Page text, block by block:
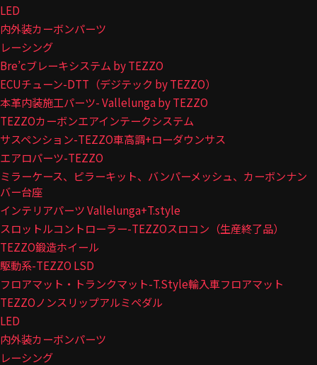
LED
内外装カーボンパーツ
レーシング
Bre’cブレーキシステム by TEZZO
ECUチューン-DTT（デジテック by TEZZO）
本革内装施工パーツ- Vallelunga by TEZZO
TEZZOカーボンエアインテークシステム
サスペンション-TEZZO車高調+ローダウンサス
エアロパーツ-TEZZO
ミラーケース、ピラーキット、バンパーメッシュ、カーボンナン
バー台座
インテリアパーツ Vallelunga+T.style
スロットルコントローラー-TEZZOスロコン（生産終了品）
TEZZO鍛造ホイール
駆動系-TEZZO LSD
フロアマット・トランクマット-T.Style輸入車フロアマット
TEZZOノンスリップアルミペダル
LED
内外装カーボンパーツ
レーシング